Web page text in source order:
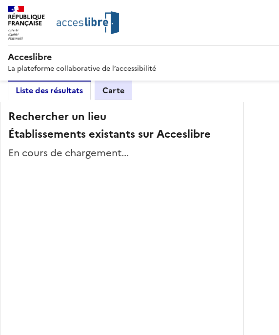
RÉPUBLIQUE
FRANÇAISE
Acceslibre
La plateforme collaborative de l’accessibilité
Liste des résultats Carte
Rechercher un lieu
Établissements existants sur Acceslibre
En cours de chargement...